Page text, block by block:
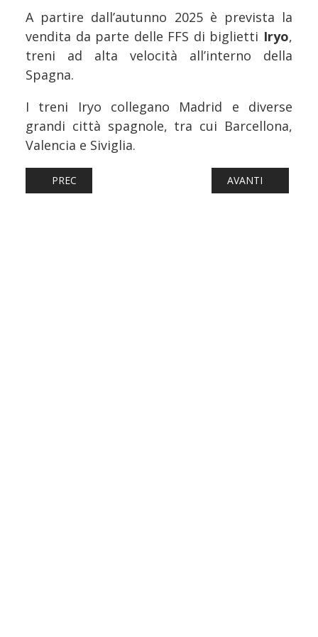
A partire dall’autunno 2025 è prevista la
vendita da parte delle FFS di biglietti Iryo,
treni ad alta velocità all’interno della
Spagna.
I treni Iryo collegano Madrid e diverse
grandi città spagnole, tra cui Barcellona,
Valencia e Siviglia.
ARTICOLO PRECEDENTE: FERROVIE: FRECCIARGENTO
PREC ARTICOLO
AVANTI